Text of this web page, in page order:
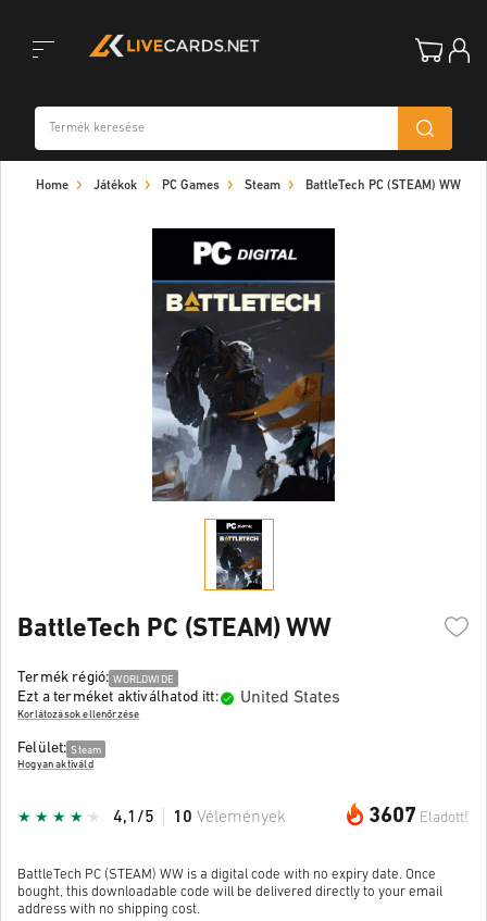
Home Játékok PC Games Steam BattleTech PC (STEAM) WW
BattleTech PC (STEAM) WW
Termék régió: WORLDWIDE
Ezt a terméket aktiválhatod itt: United States
Korlátozások ellenőrzése
Felület: Steam
Hogyan aktiváld
3607 Eladott!
4,1/5 10 Vélemények
BattleTech PC (STEAM) WW is a digital code with no expiry date. Once
bought, this downloadable code will be delivered directly to your email
address with no shipping cost.